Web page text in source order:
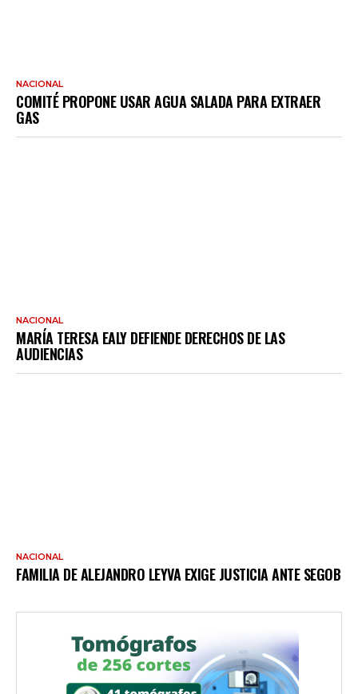
NACIONAL
COMITÉ PROPONE USAR AGUA SALADA PARA EXTRAER
GAS
NACIONAL
MARÍA TERESA EALY DEFIENDE DERECHOS DE LAS
AUDIENCIAS
NACIONAL
FAMILIA DE ALEJANDRO LEYVA EXIGE JUSTICIA ANTE SEGOB